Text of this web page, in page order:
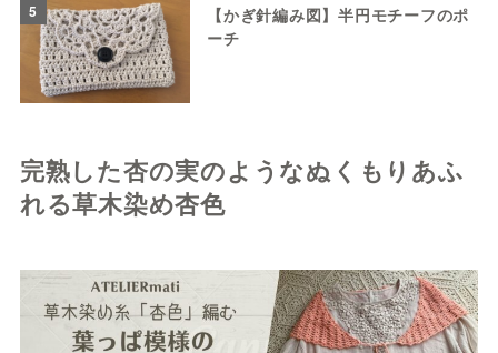
5
【かぎ針編み図】半円モチーフのポ
ーチ
完熟した杏の実のようなぬくもりあふ
れる草木染め杏色